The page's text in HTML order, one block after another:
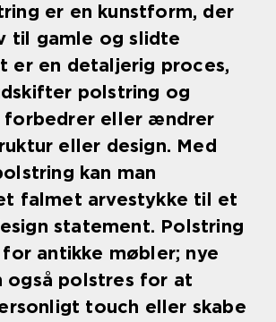
er en kunstform, der
til gamle og slidte
er en detaljerig proces,
polstring og
forbedrer eller ændrer
eller design. Med
kan man
falmet arvestykke til et
statement. Polstring
for antikke møbler; nye
også polstres for at
touch eller skabe